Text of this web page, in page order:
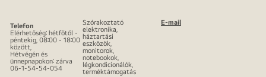
Telefon
Elérhetőség: hétfőtől -
péntekig, 08:00 - 18:00
között,
Hétvégén és
ünnepnapokon: zárva
06-1-54-54-054
Szórakoztató
elektronika,
háztartási
eszközök,
monitorok,
notebookok,
légkondicionálók,
terméktámogatás
E-mail